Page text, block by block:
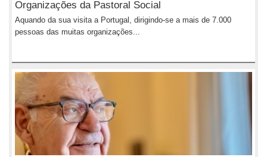
Organizações da Pastoral Social
Aquando da sua visita a Portugal, dirigindo-se a mais de 7.000
pessoas das muitas organizações...